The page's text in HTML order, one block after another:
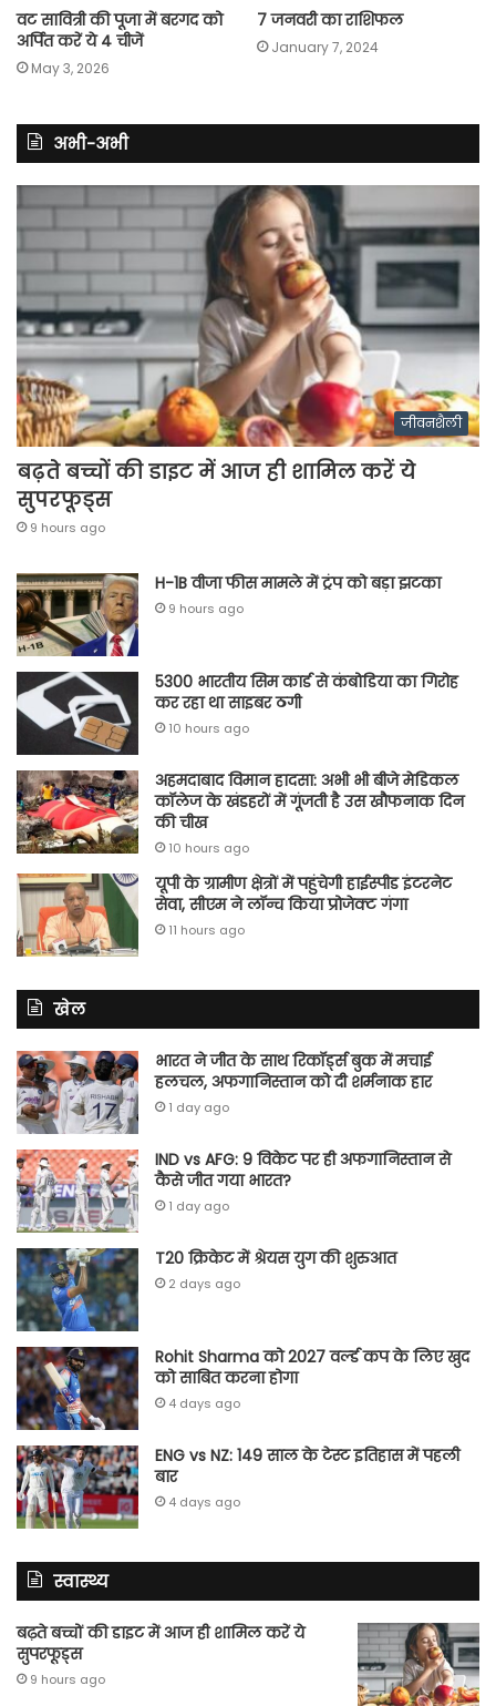
वट सावित्री की पूजा में बरगद को
अर्पित करें ये 4 चीजें
May 3, 2026
7 जनवरी का राशिफल
January 7, 2024
अभी-अभी
जीवनशैली
बढ़ते बच्चों की डाइट में आज ही शामिल करें ये
सुपरफूड्स
9 hours ago
H-1B वीजा फीस मामले में ट्रंप को बड़ा झटका
9 hours ago
5300 भारतीय सिम कार्ड से कंबोडिया का गिरोह
कर रहा था साइबर ठगी
10 hours ago
अहमदाबाद विमान हादसा: अभी भी बीजे मेडिकल
कॉलेज के खंडहरों में गूंजती है उस खौफनाक दिन
की चीख
10 hours ago
यूपी के ग्रामीण क्षेत्रों में पहुंचेगी हाईस्पीड इंटरनेट
सेवा, सीएम ने लॉन्च किया प्रोजेक्ट गंगा
11 hours ago
खेल
भारत ने जीत के साथ रिकॉर्ड्स बुक में मचाई
हलचल, अफगानिस्तान को दी शर्मनाक हार
1 day ago
IND vs AFG: 9 विकेट पर ही अफगानिस्तान से
कैसे जीत गया भारत?
1 day ago
T20 क्रिकेट में श्रेयस युग की शुरुआत
2 days ago
Rohit Sharma को 2027 वर्ल्‍ड कप के लिए खुद
को साबित करना होगा
4 days ago
ENG vs NZ: 149 साल के टेस्‍ट इतिहास में पहली
बार
4 days ago
स्वास्थ्य
बढ़ते बच्चों की डाइट में आज ही शामिल करें ये
सुपरफूड्स
9 hours ago